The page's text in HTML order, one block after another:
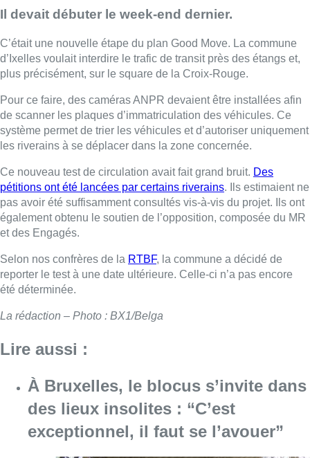
Il devait débuter le week-end dernier.
C’était une nouvelle étape du plan Good Move. La commune
d’Ixelles voulait interdire le trafic de transit près des étangs et,
plus précisément, sur le square de la Croix-Rouge.
Pour ce faire, des caméras ANPR devaient être installées afin
de scanner les plaques d’immatriculation des véhicules. Ce
système permet de trier les véhicules et d’autoriser uniquement
les riverains à se déplacer dans la zone concernée.
Ce nouveau test de circulation avait fait grand bruit. Des
pétitions ont été lancées par certains riverains. Ils estimaient ne
pas avoir été suffisamment consultés vis-à-vis du projet. Ils ont
également obtenu le soutien de l’opposition, composée du MR
et des Engagés.
Selon nos confrères de la RTBF, la commune a décidé de
reporter le test à une date ultérieure. Celle-ci n’a pas encore
été déterminée.
La rédaction – Photo : BX1/Belga
Lire aussi :
À Bruxelles, le blocus s’invite dans
des lieux insolites : “C’est
exceptionnel, il faut se l’avouer”